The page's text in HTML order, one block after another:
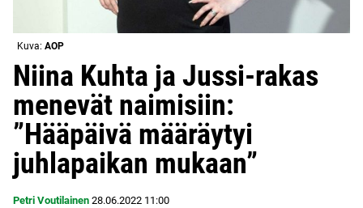
Kuva: AOP
Niina Kuhta ja Jussi-rakas
menevät naimisiin:
”Hääpäivä määräytyi
juhlapaikan mukaan”
Petri Voutilainen 28.06.2022 11:00